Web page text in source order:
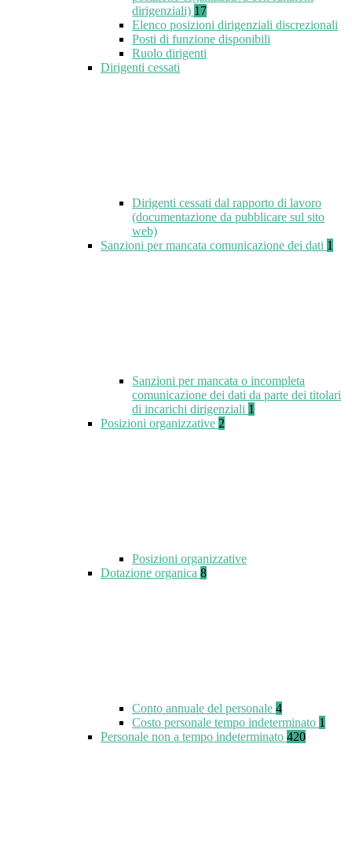
dirigenziali) 17
Elenco posizioni dirigenziali discrezionali
Posti di funzione disponibili
Ruolo dirigenti
Dirigenti cessati
Dirigenti cessati dal rapporto di lavoro
(documentazione da pubblicare sul sito
web)
Sanzioni per mancata comunicazione dei dati 1
Sanzioni per mancata o incompleta
comunicazione dei dati da parte dei titolari
di incarichi dirigenziali 1
Posizioni organizzative 2
Posizioni organizzative
Dotazione organica 8
Conto annuale del personale 4
Costo personale tempo indeterminato 1
Personale non a tempo indeterminato 420